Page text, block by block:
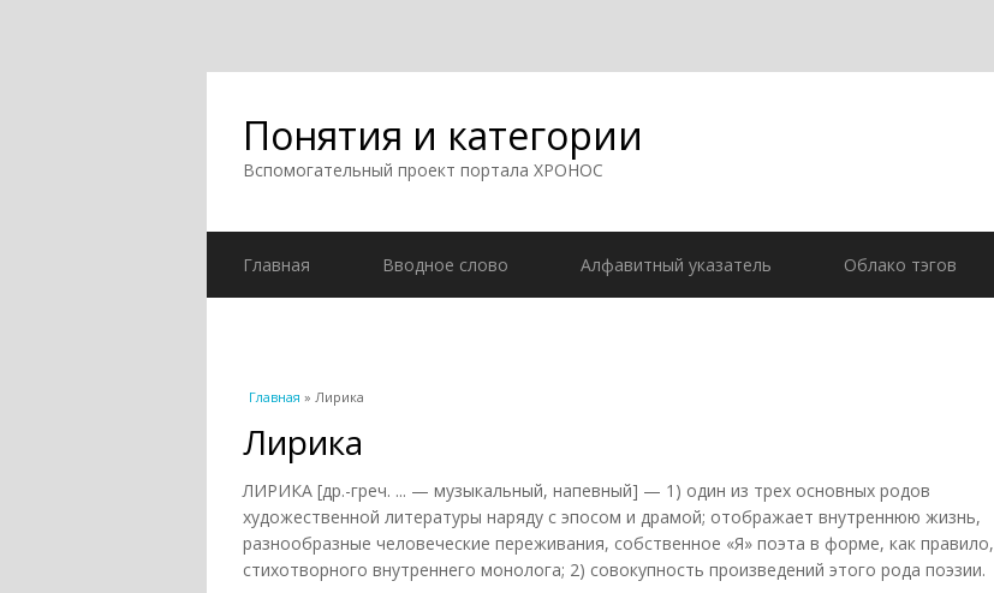
Понятия и категории
Вспомогательный проект портала ХРОНОС
Главная Вводное слово Алфавитный указатель Облако тэгов
Вы здесь
Главная » Лирика
Лирика
ЛИРИКА [др.-греч. ... — музыкальный, напевный] — 1) один из трех основных родов
художественной литературы наряду с эпосом и драмой; отображает внутреннюю жизнь,
разнообразные человеческие переживания, собственное «Я» поэта в форме, как правило,
стихотворного внутреннего монолога; 2) совокупность произведений этого рода поэзии.